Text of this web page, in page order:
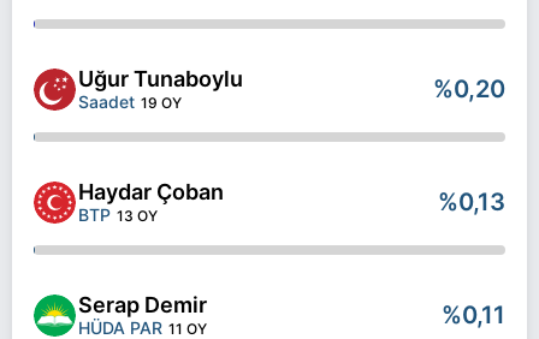
Uğur Tunaboylu
Saadet 19 OY %0,20
Haydar Çoban
BTP 13 OY %0,13
Serap Demir
HÜDA PAR 11 OY %0,11